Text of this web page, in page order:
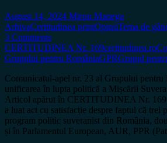
August 14, 2024 Miron Manega
ArhivaCertitudinea printOpiniiTema de
3 Comments
CERTITUDINEA Nr. 169certitudinea.ro
Grupului pentru RomâniaGPRGrupul
Comunicatul-apel nr. 23 al Grupului
unificarea în lupta politică a Mișcării
Articol apărut în CERTITUDINEA Nr.
a luat act cu satisfacție despre faptul că trei
program politic suveranist din România,
și în Parlamentul European, AUR, PPR